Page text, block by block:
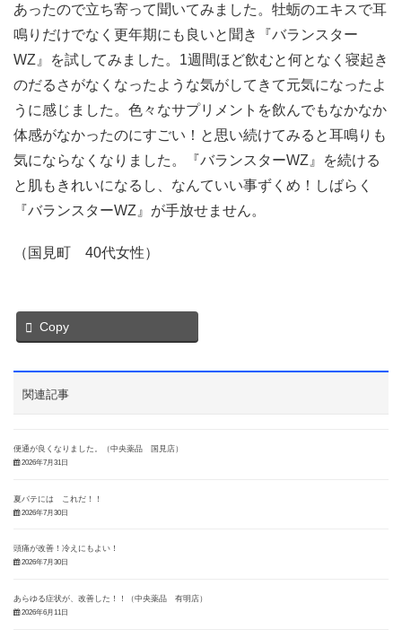
あったので立ち寄って聞いてみました。牡蛎のエキスで耳
鳴りだけでなく更年期にも良いと聞き『バランスター
WZ』を試してみました。1週間ほど飲むと何となく寝起き
のだるさがなくなったような気がしてきて元気になったよ
うに感じました。色々なサプリメントを飲んでもなかなか
体感がなかったのにすごい！と思い続けてみると耳鳴りも
気にならなくなりました。『バランスターWZ』を続ける
と肌もきれいになるし、なんていい事ずくめ！しばらく
『バランスターWZ』が手放せません。
（国見町 40代女性）
Copy
関連記事
便通が良くなりました。（中央薬品 国見店）
2026年7月31日
夏バテには これだ！！
2026年7月30日
頭痛が改善！冷えにもよい！
2026年7月30日
あらゆる症状が、改善した！！（中央薬品 有明店）
2026年6月11日